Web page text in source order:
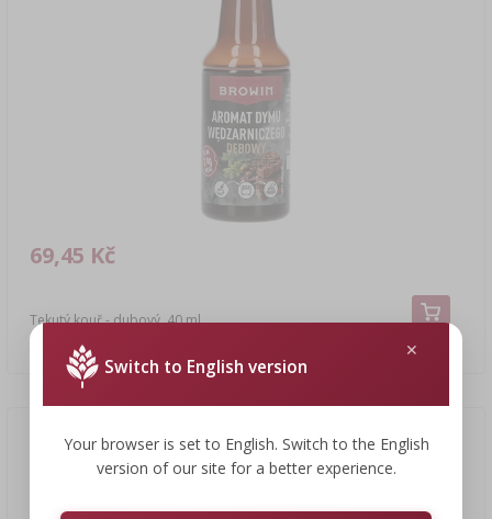
Tekutý kouř - dubový, 40 ml
69,45 Kč
1736,25 CZK/l
Novinka
Switch to English version
Your browser is set to English. Switch to the English
version of our site for a better experience.